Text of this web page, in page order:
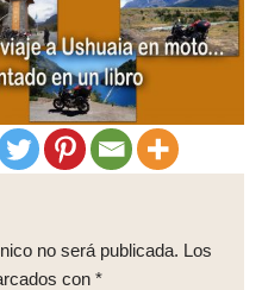
no será publicada. Los
con *